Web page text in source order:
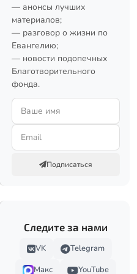
— анонсы лучших
материалов;
— разговор о жизни по
Евангелию;
— новости подопечных
Благотворительного
фонда.
Подписаться
Следите за нами
VK
Telegram
Макс
YouTube